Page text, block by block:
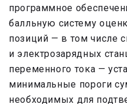
программное
балльную систему
позиций — в том числе
и электрозарядных
переменного тока —
минимальные пороги
необходимых для